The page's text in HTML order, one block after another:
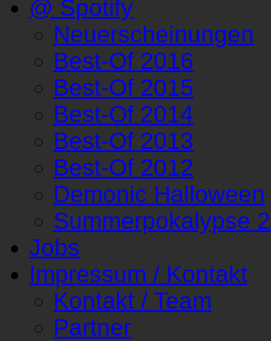
@ Spotify
Neuerscheinungen
Best-Of 2016
Best-Of 2015
Best-Of 2014
Best-Of 2013
Best-Of 2012
Demonic Halloween
Summerpokalypse
Jobs
Impressum / Kontakt
Kontakt / Team
Partner